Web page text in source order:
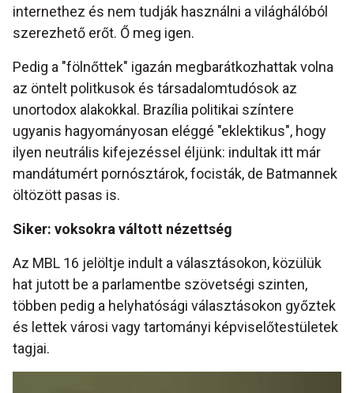
internethez és nem tudják használni a világhálóból
szerezhető erőt. Ő meg igen.
Pedig a "fölnőttek" igazán megbarátkozhattak volna
az öntelt politkusok és társadalomtudósok az
unortodox alakokkal. Brazília politikai színtere
ugyanis hagyományosan eléggé "eklektikus", hogy
ilyen neutrális kifejezéssel éljünk: indultak itt már
mandátumért pornósztárok, focisták, de Batmannek
öltözött pasas is.
Siker: voksokra váltott nézettség
Az MBL 16 jelöltje indult a választásokon, közülük
hat jutott be a parlamentbe szövetségi szinten,
többen pedig a helyhatósági választásokon győztek
és lettek városi vagy tartományi képviselőtestületek
tagjai.